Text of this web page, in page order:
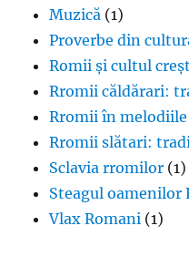
Muzică (1)
Proverbe din
Romii și cultul
Rromii căldărari:
Rromii în
Rromii slătari:
Sclavia rromilor (1)
Steagul oamenilor
Vlax Romani (1)